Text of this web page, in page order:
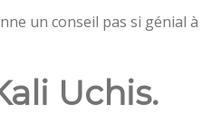
un conseil pas si génial
Uchis.